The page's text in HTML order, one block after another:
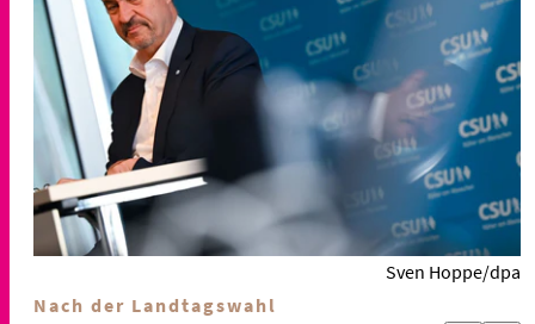
Sven Hoppe/dpa
Nach der Landtagswahl